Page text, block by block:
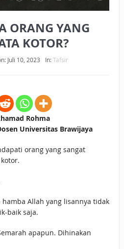
SYAR’I
DENGAN CARA MENGANGSUR
KEPADA KERABAT SENDIRI
ORANG YANG
KOTOR?
Juli 10, 2023 In:Tafsir
Rohma
Universitas Brawijaya
orang yang sangat
hamba Allah yang lisannya tidak
baik saja.
apapun. Dihinakan